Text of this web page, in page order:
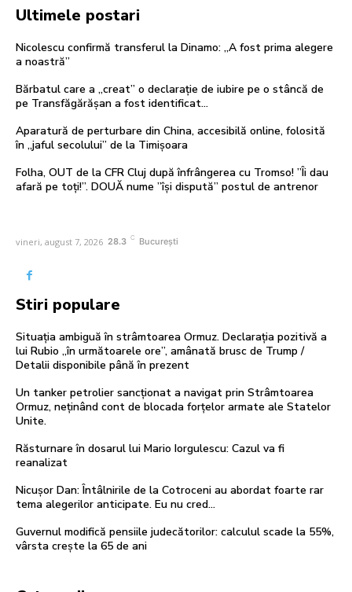
Ultimele postari
Nicolescu confirmă transferul la Dinamo: „A fost prima alegere
a noastră”
Bărbatul care a „creat” o declarație de iubire pe o stâncă de
pe Transfăgărășan a fost identificat…
Aparatură de perturbare din China, accesibilă online, folosită
în „jaful secolului” de la Timișoara
Folha, OUT de la CFR Cluj după înfrângerea cu Tromso! ”Îi dau
afară pe toți!”. DOUĂ nume ”își dispută” postul de antrenor
vineri, august 7, 2026 28.3 C București
Stiri populare
Situația ambiguă în strâmtoarea Ormuz. Declarația pozitivă a
lui Rubio „în următoarele ore”, amânată brusc de Trump /
Detalii disponibile până în prezent
Un tanker petrolier sancționat a navigat prin Strâmtoarea
Ormuz, neținând cont de blocada forțelor armate ale Statelor
Unite.
Răsturnare în dosarul lui Mario Iorgulescu: Cazul va fi
reanalizat
Nicușor Dan: Întâlnirile de la Cotroceni au abordat foarte rar
tema alegerilor anticipate. Eu nu cred…
Guvernul modifică pensiile judecătorilor: calculul scade la 55%,
vârsta crește la 65 de ani